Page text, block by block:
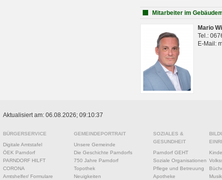
Mitarbeiter im
Mario
Tel.:
E-Mail:
Aktualisiert am: 06.08.2026; 09:10:37
BÜRGERSERVICE
Digitale Amtstafel
ÖEK Parndorf
PARNDORF HILFT
CORONA
Amtshelfer/ Formulare
GEMEINDEPORTRAIT
Unsere Gemeinde
Die Geschichte Parndorfs
750 Jahre Parndorf
Topothek
Neuigkeiten
SOZIALES &
GESUNDHEIT
Parndorf GEHT
Soziale Organisationen
Pflege und Betreuung
Apotheke